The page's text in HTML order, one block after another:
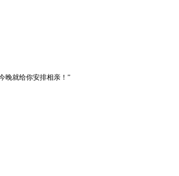
晚就给你安排相亲！”